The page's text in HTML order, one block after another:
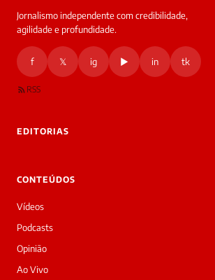
Bom
Sou
a
daqui
do
Jornalismo independente com credibilidade,
agilidade e profundidade.
f 𝕏 ig ▶ in tk
RSS
EDITORIAS
CONTEÚDOS
Vídeos
Podcasts
Opinião
Ao Vivo